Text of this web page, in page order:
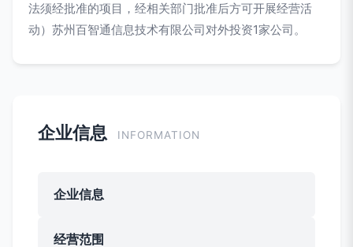
法须经批准的项目，经相关部门批准后方可开展经营活
动）苏州百智通信息技术有限公司对外投资1家公司。
企业信息 INFORMATION
企业信息
经营范围